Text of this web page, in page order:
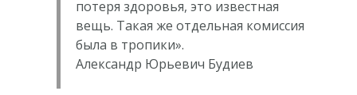
потеря здоровья, это известная
вещь. Такая же отдельная комиссия
была в тропики».
Александр Юрьевич Будиев